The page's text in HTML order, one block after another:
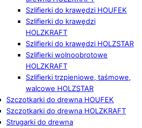
Szlifierki do krawędzi HOUFEK
Szlifierki do krawędzi
HOLZKRAFT
Szlifierki do krawędzi HOLZSTAR
Szlifierki wolnoobrotowe
HOLZKRAFT
Szlifierki trzpieniowe, taśmowe,
walcowe HOLZSTAR
Szczotkarki do drewna HOUFEK
Szczotkarki do drewna HOLZKRAFT
Strugarki do drewna